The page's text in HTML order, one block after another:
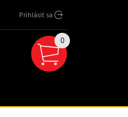
Prihlásiť sa
0